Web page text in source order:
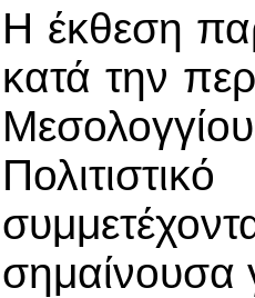
Η έκθεση
κατά την
σημαίνουσα